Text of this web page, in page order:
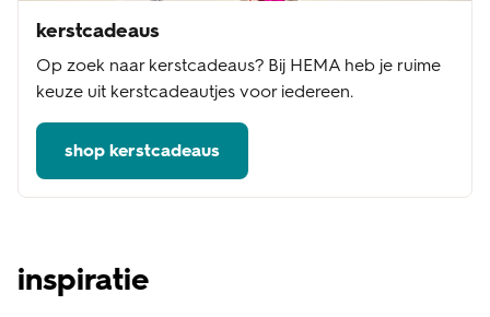
kerstcadeaus
Op zoek naar kerstcadeaus? Bij HEMA heb je ruime
keuze uit kerstcadeautjes voor iedereen.
shop kerstcadeaus
inspiratie